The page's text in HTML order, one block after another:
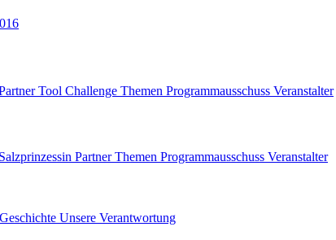
Tool Challenge Themen Programmausschuss Veranstalter
Salzprinzessin PartnerThemen Programmausschuss Veranstalter
Geschichte Unsere Verantwortung